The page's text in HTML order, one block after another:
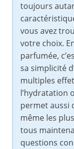
toujours
vous avez
votre choix.
parfumée,
sa simplicité
multiples
l’hydratation
permet aussi
même les
tous
questions